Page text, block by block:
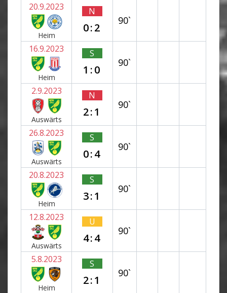
20.9.2023
Heim
N
0:2
90`
16.9.2023
Heim
S
1:0
90`
2.9.2023
Auswärts
N
2:1
90`
26.8.2023
Auswärts
S
0:4
90`
20.8.2023
Heim
S
3:1
90`
12.8.2023
Auswärts
U
4:4
90`
5.8.2023
Heim
S
2:1
90`